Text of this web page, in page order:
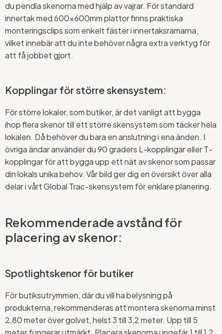
du pendla skenorna med hjälp av vajrar. För standard
innertak med 600x600mm plattor finns praktiska
monteringsclips som enkelt fäster i innertaksramarna,
vilket innebär att du inte behöver några extra verktyg för
att få jobbet gjort.
Kopplingar för större skensystem:
För större lokaler, som butiker, är det vanligt att bygga
ihop flera skenor till ett större skensystem som täcker hela
lokalen. Då behöver du bara en anslutning i ena änden. I
övriga ändar använder du 90 graders L-kopplingar eller T-
kopplingar för att bygga upp ett nät av skenor som passar
din lokals unika behov. Vår bild ger dig en översikt över alla
delar i vårt Global Trac-skensystem för enklare planering.
Rekommenderade avstånd för
placering av skenor:
Spotlightskenor för butiker
För butiksutrymmen, där du vill ha belysning på
produkterna, rekommenderas att montera skenorna minst
2,80 meter över golvet, helst 3 till 3,2 meter. Upp till 5